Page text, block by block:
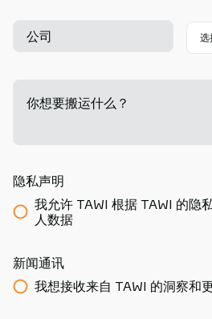
公司
你想要搬运什么？
隐私声明
我允许 TAWI 根据 TAWI 的隐
人数据
新闻通讯
我想接收来自 TAWI 的洞察和更